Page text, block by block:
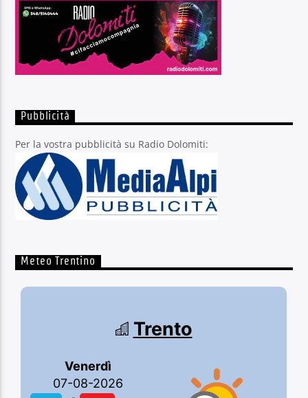
Pubblicità
Per la vostra pubblicità su Radio Dolomiti:
Meteo Trentino